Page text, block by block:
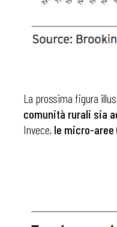
La prossima figura
comunità rurali sia
Invece, le micro-